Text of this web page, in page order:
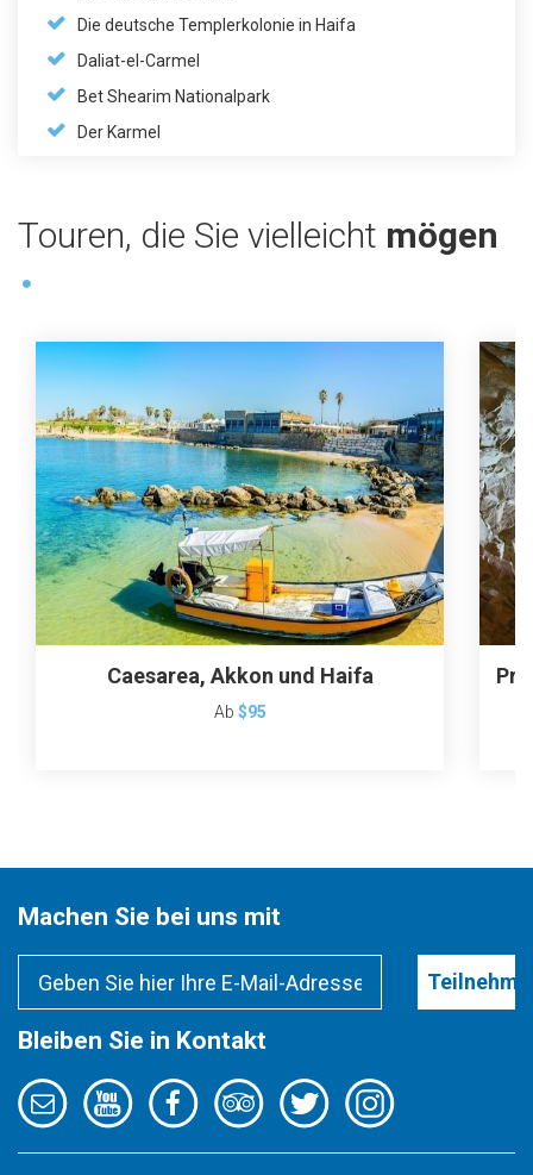
Die deutsche Templerkolonie in Haifa
Daliat-el-Carmel
Bet Shearim Nationalpark
Der Karmel
Touren, die Sie vielleicht mögen
Caesarea, Akkon und Haifa
Ab $95
Machen Sie bei uns mit
Bleiben Sie in Kontakt